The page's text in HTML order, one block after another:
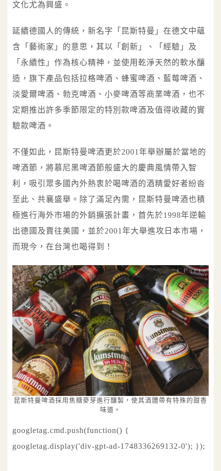
文化尤為興盛。
延續德國人的傳統，新名字「昆斯特曼」在德文中蘊
含「藝術家」的意思，其以「創新」、「經驗」及
「永續性」作為核心精神，並使用乾淨天然的軟水釀
造，旗下產品包括拉格啤酒、蜂蜜啤酒、藍莓啤酒、
淡愛爾啤酒、勃克啤酒、小麥啤酒等商業啤酒，也不
定期推出許多季節限定的特別款啤酒及值得收藏的實
驗款啤酒。
不僅如此，昆斯特曼啤酒更於2001年舉辦屬於當地的
啤酒節，將慕尼黑啤酒節般盛大的慶典風情帶入智
利，吸引眾多國內外熱衷於喝啤酒的酒精愛好者紛沓
至此、共襄盛舉。除了滿足內需，昆斯特曼啤酒也積
極進行海外市場的外銷擴張計畫，首先於1998年逆輸
出德國及賣往美國，並於2001年大舉進攻日本市場，
而現今，在台灣也喝得到！
昆斯特曼啤酒採用焦糖麥芽進行釀製，使其酒體帶有特殊的甜香
味道。
googletag.cmd.push(function() {
googletag.display('div-gpt-ad-1748336269132-0'); });